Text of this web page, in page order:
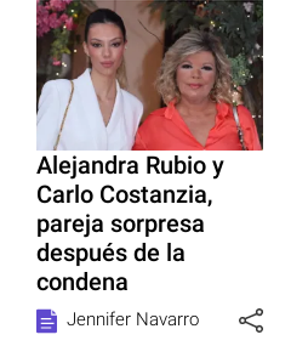
Alejandra Rubio y
Carlo Costanzia,
pareja sorpresa
después de la
condena
Jennifer Navarro